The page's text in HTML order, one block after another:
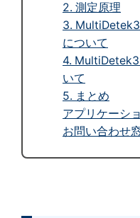
2. 測定原理
3.
について
4.
いて
5. まとめ
アプリケーシ
お問い合わせ